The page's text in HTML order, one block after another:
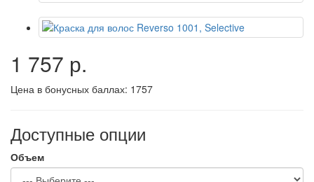
1 757 р.
Цена в бонусных баллах: 1757
Доступные опции
Объем